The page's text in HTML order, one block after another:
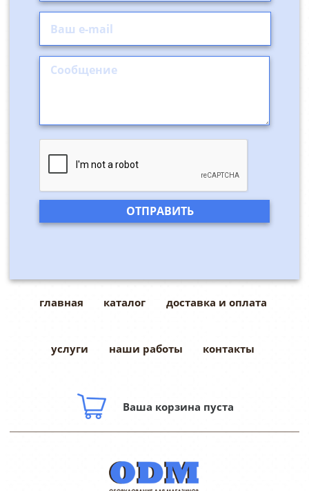
главная каталог доставка и оплата
услуги наши работы контакты
Ваша корзина пуста